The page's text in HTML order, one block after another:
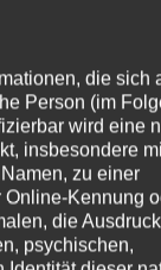
im Original!
die sich
Person (im
wird eine
insbesondere
zu einer
Kennung
die
psychischen,